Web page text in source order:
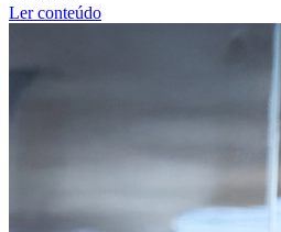
Ler conteúdo